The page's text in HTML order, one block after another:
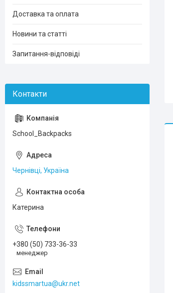
Доставка та оплата
Новини та статті
Запитання-відповіді
School_Backpacks
Чернівці, Україна
Катерина
+380 (50) 733-36-33
менеджер
kidssmartua@ukr.net